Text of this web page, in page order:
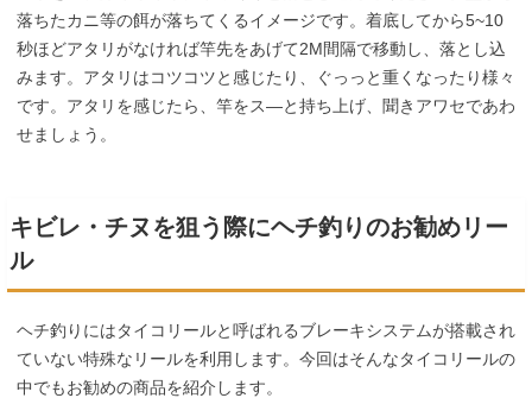
落ちたカニ等の餌が落ちてくるイメージです。着底してから5~10
秒ほどアタリがなければ竿先をあげて2M間隔で移動し、落とし込
みます。アタリはコツコツと感じたり、ぐっっと重くなったり様々
です。アタリを感じたら、竿をス―と持ち上げ、聞きアワセであわ
せましょう。
キビレ・チヌを狙う際にヘチ釣りのお勧めリー
ル
ヘチ釣りにはタイコリールと呼ばれるブレーキシステムが搭載され
ていない特殊なリールを利用します。今回はそんなタイコリールの
中でもお勧めの商品を紹介します。